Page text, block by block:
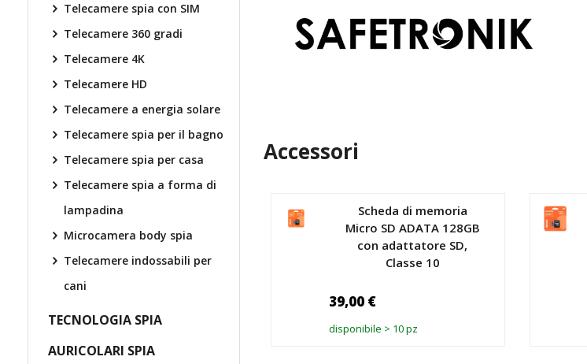
Accessori
Scheda Micro SD
ADATA 64 GB +
Adattatore SD, CLASS
10
disponibile > 10 pz
Scheda di memoria
Micro SD ADATA 128GB
con adattatore SD,
Classe 10
39,00 €
disponibile > 10 pz
Telecamere spia con SIM
Telecamere 360 gradi
Telecamere 4K
Telecamere HD
Telecamere a energia solare
Telecamere spia per il bagno
Telecamere spia per casa
Telecamere spia a forma di
lampadina
Microcamera body spia
Telecamere indossabili per
cani
TECNOLOGIA SPIA
AURICOLARI SPIA